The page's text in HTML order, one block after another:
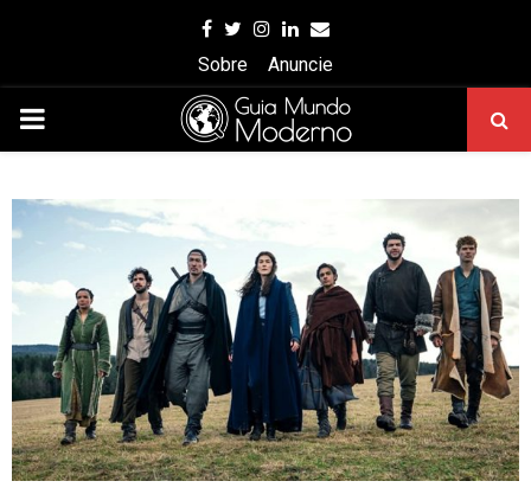
Facebook
Twitter
Instagram
Linkedin
Email
Sobre
Anuncie
PRIMARY